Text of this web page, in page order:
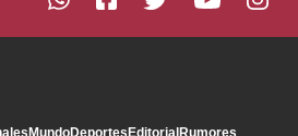
MundoDeportesEditorialRumores